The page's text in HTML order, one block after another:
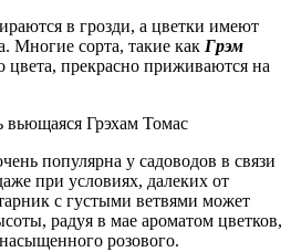
в грозди, а цветки имеют
Многие сорта, такие как Грэм
цвета, прекрасно приживаются на
популярна у садоводов в связи
при условиях, далеких от
с густыми ветвями может
радуя в мае ароматом цветков,
розового.